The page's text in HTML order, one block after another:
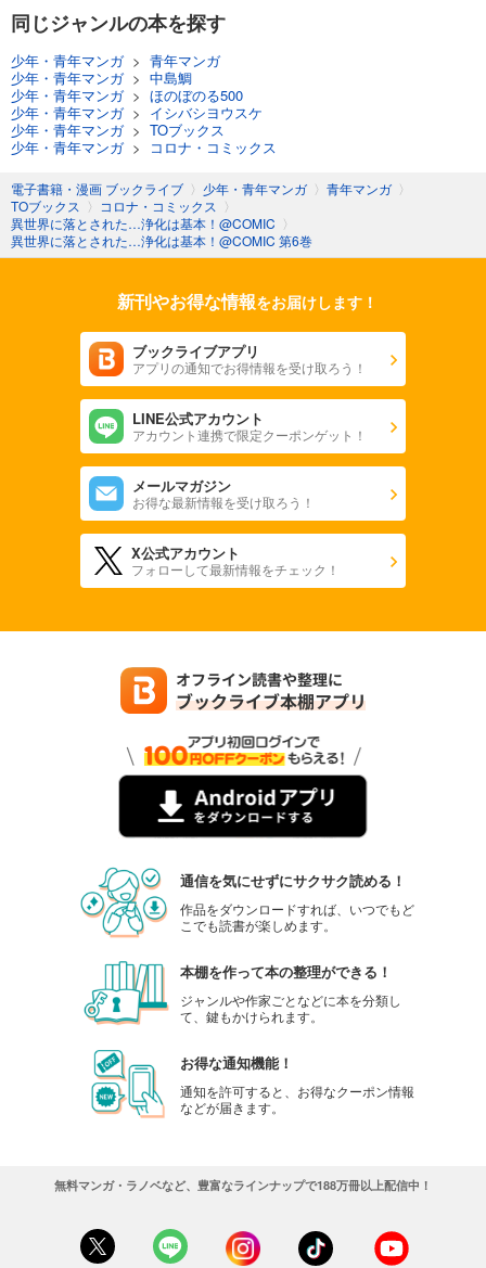
同じジャンルの本を探す
少年・青年マンガ> 青年マンガ
少年・青年マンガ> 中島鯛
少年・青年マンガ> ほのぼのる500
少年・青年マンガ> イシバシヨウスケ
少年・青年マンガ> TOブックス
少年・青年マンガ> コロナ・コミックス
電子書籍・漫画 ブックライブ 〉 少年・青年マンガ 〉 青年マンガ 〉
TOブックス 〉 コロナ・コミックス 〉
異世界に落とされた…浄化は基本！@COMIC 〉
異世界に落とされた…浄化は基本！@COMIC 第6巻
新刊やお得な情報をお届けします！
ブックライブアプリ
アプリの通知でお得情報を受け取ろう！
LINE公式アカウント
アカウント連携で限定クーポンゲット！
メールマガジン
お得な最新情報を受け取ろう！
X公式アカウント
フォローして最新情報をチェック！
通信を気にせずにサクサク読める！
作品をダウンロードすれば、いつでもど
こでも読書が楽しめます。
本棚を作って本の整理ができる！
ジャンルや作家ごとなどに本を分類し
て、鍵もかけられます。
お得な通知機能！
通知を許可すると、お得なクーポン情報
などが届きます。
無料マンガ・ラノベなど、豊富なラインナップで188万冊以上配信中！